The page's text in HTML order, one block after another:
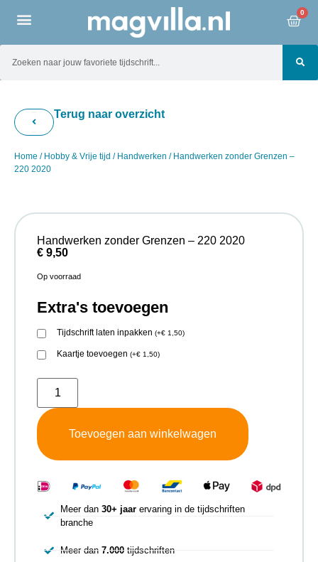
0
Terug naar overzicht
Home / Hobby & Vrije tijd / Handwerken / Handwerken zonder Grenzen –
220 2020
Handwerken zonder Grenzen – 220 2020
€ 9,50
Op voorraad
Extra's toevoegen
Tijdschrift laten inpakken (+€ 1,50)
Kaartje toevoegen (+€ 1,50)
Toevoegen aan winkelwagen
Meer dan 30+ jaarervaring in de tijdschriften
branche
Meer dan 7.000tijdschriften